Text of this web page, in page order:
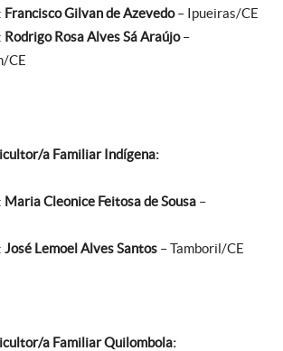
Francisco Gilvan de Azevedo– Ipueiras/CE
Rodrigo Rosa Alves Sá Araújo–
CE
a Familiar Indígena:
Maria Cleonice Feitosa de Sousa –
José Lemoel Alves Santos – Tamboril/CE
a Familiar Quilombola: